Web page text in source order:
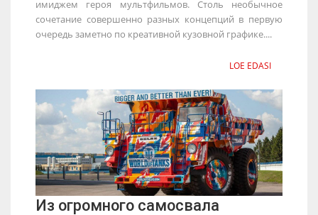
имиджем героя мультфильмов. Столь необычное
сочетание совершенно разных концепций в первую
очередь заметно по креативной кузовной графике....
LOE EDASI
Из огромного самосвала